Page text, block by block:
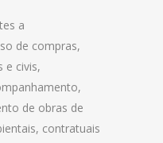
a
de compras,
e civis,
de obras de
contratuais